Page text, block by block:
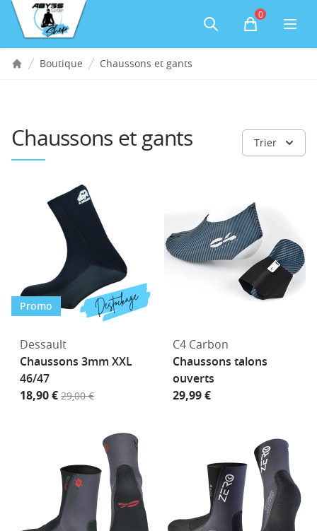
Accès au contenu
Panier
0
Boutique Chaussons et gants
Chaussons et gants Trier
Promo
Dessault
Chaussons 3mm XXL
46/47
18,90 € 29,00 €
C4 Carbon
Chaussons talons
ouverts
29,99 €
Panneau de gestion des cookies